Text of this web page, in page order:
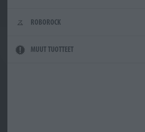
ROBOROCK
MUUT TUOTTEET